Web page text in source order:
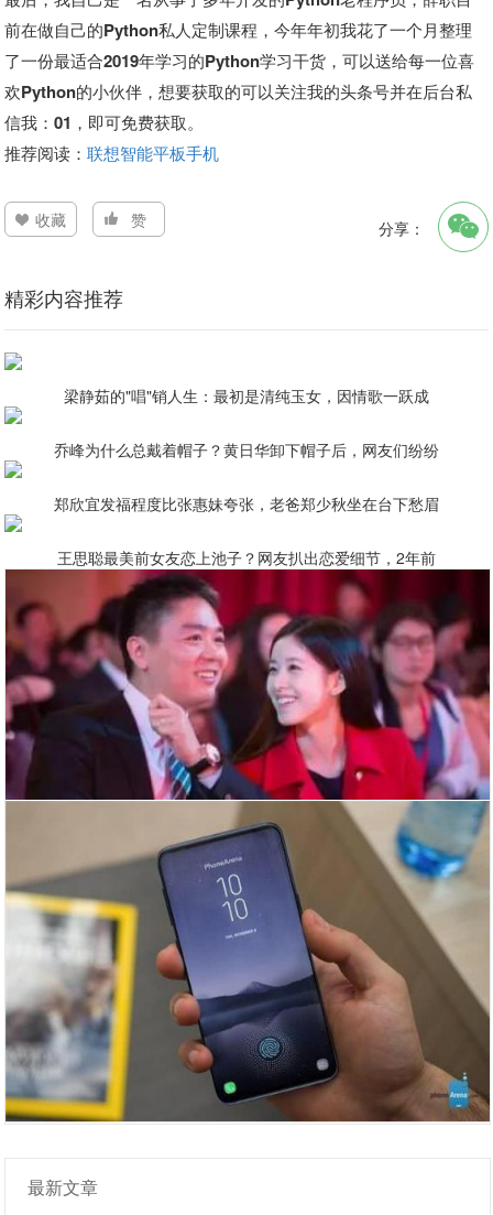
前在做自己的Python私人定制课程，今年年初我花了一个月整理
了一份最适合2019年学习的Python学习干货，可以送给每一位喜
欢Python的小伙伴，想要获取的可以关注我的头条号并在后台私
信我：01，即可免费获取。
推荐阅读：联想智能平板手机
收藏 赞 分享：
精彩内容推荐
梁静茹的"唱"销人生：最初是清纯玉女，因情歌一跃成
乔峰为什么总戴着帽子？黄日华卸下帽子后，网友们纷纷
郑欣宜发福程度比张惠妹夸张，老爸郑少秋坐在台下愁眉
王思聪最美前女友恋上池子？网友扒出恋爱细节，2年前
最新文章